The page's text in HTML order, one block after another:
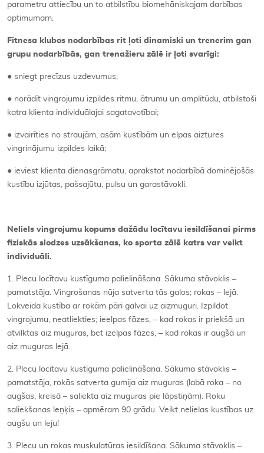
parametru attiecību un to atbilstību biomehāniskajam darbības
optimumam.
Fitnesa klubos nodarbības rit ļoti dinamiski un trenerim gan
grupu nodarbībās, gan trenažieru zālē ir ļoti svarīgi:
● sniegt precīzus uzdevumus;
● norādīt vingrojumu izpildes ritmu, ātrumu un amplitūdu, atbilstoši
katra klienta individuālajai sagatavotībai;
● izvairīties no straujām, asām kustībām un elpas aiztures
vingrinājumu izpildes laikā;
● ieviest klienta dienasgrāmatu, aprakstot nodarbībā dominējošās
kustību izjūtas, pašsajūtu, pulsu un garastāvokli.
Neliels vingrojumu kopums dažādu locītavu iesildīšanai pirms
fiziskās slodzes uzsākšanas, ko sporta zālē katrs var veikt
individuāli.
1. Plecu locītavu kustīguma palielināšana. Sākuma stāvoklis –
pamatstāja. Vingrošanas nūja satverta tās galos; rokas – lejā.
Lokveida kustība ar rokām pāri galvai uz aizmuguri. Izpildot
vingrojumu, neatliekties; ieelpas fāzes, – kad rokas ir priekšā un
atvilktas aiz muguras, bet izelpas fāzes, – kad rokas ir augšā un
aiz muguras lejā.
2. Plecu locītavu kustīguma palielināšana. Sākuma stāvoklis –
pamatstāja, rokās satverta gumija aiz muguras (labā roka – no
augšas, kreisā – saliekta aiz muguras pie lāpstiņām). Roku
saliekšanas leņķis – apmēram 90 grādu. Veikt nelielas kustības uz
augšu un leju!
3. Plecu un rokas muskulatūras iesildīšana. Sākuma stāvoklis –